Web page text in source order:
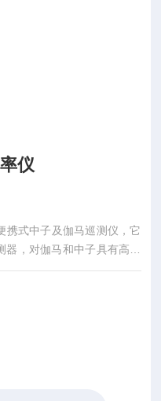
仪
携式中子及伽马巡测仪，它
，对伽马和中子具有高效